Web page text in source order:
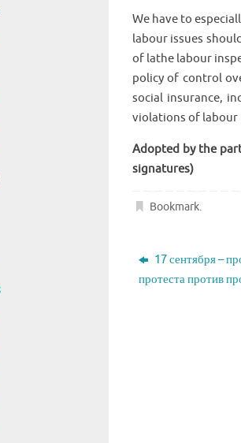
We have to
labour issues
of lathe labour
policy of control
social insurance,
violations of labour
Adopted by the
signatures)
Bookmark.
17 сентября –
протеста против